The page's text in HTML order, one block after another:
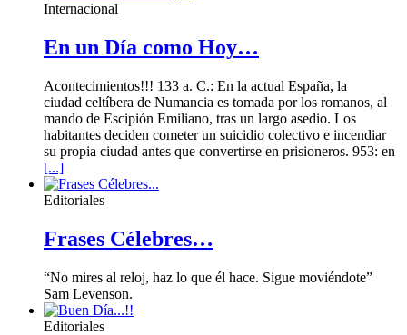
Internacional
En un Día como Hoy…
Acontecimientos!!! 133 a. C.: En la actual España, la
ciudad celtíbera de Numancia es tomada por los romanos, al
mando de Escipión Emiliano, tras un largo asedio. Los
habitantes deciden cometer un suicidio colectivo e incendiar
su propia ciudad antes que convertirse en prisioneros. 953: en
[...]
Editoriales
Frases Célebres…
“No mires al reloj, haz lo que él hace. Sigue moviéndote”
Sam Levenson.
Editoriales